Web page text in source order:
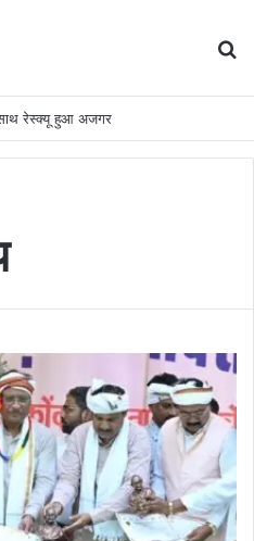
रेस्क्यू हुआ अजगर